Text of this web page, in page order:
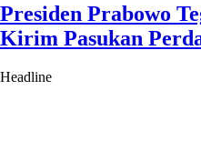
Presiden Prabowo
Kirim Pasukan
Headline